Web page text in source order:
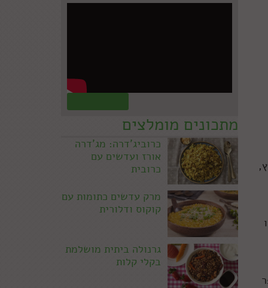
מתכונים מומלצים
כרוביג'דרה: מג'דרה
אורז ועדשים עם
כרובית
מרק עדשים כתומות עם
קוקוס ודלורית
גרנולה ביתית מושלמת
בקלי קלות